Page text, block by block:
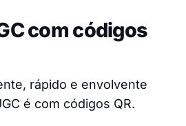
com códigos
rápido e envolvente
é com códigos QR.